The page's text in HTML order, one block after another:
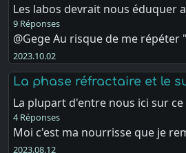
Les labos devrait nous éduquer
9 Réponses
@Gege Au risque de me répéter
2023.10.02
La phase réfractaire et le
La plupart d'entre nous ici sur
4 Réponses
Moi c'est ma nourrisse que je
2023.08.12